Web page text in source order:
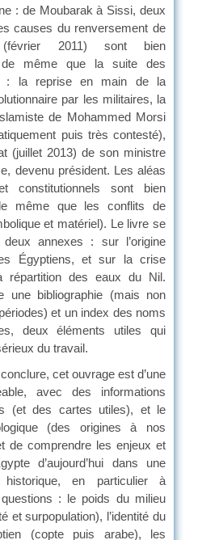
: de Moubarak à Sissi, deux
causes du renversement de
(février 2011) sont bien
de même que la suite des
: la reprise en main de la
par les militaires, la
de Mohammed Morsi
puis très contesté),
(juillet 2013) de son ministre
devenu président. Les aléas
constitutionnels sont bien
même que les conflits de
et matériel). Le livre se
annexes : sur l’origine
Égyptiens, et sur la crise
répartition des eaux du Nil.
une bibliographie (mais non
et un index des noms
deux éléments utiles qui
du travail.
cet ouvrage est d’une
avec des informations
(et des cartes utiles), et le
(des origines à nos
de comprendre les enjeux et
d’aujourd’hui dans une
historique, en particulier à
: le poids du milieu
et surpopulation), l’identité du
(copte puis arabe), les